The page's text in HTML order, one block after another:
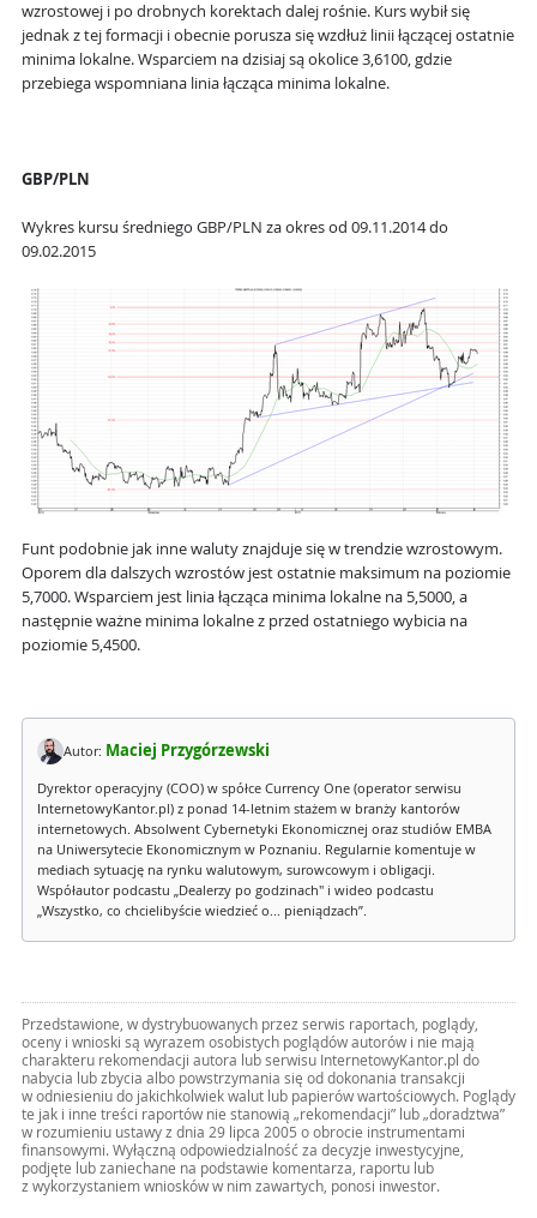
wzrostowej i po drobnych korektach dalej rośnie. Kurs wybił się
jednak z tej formacji i obecnie porusza się wzdłuż linii łączącej ostatnie
minima lokalne. Wsparciem na dzisiaj są okolice 3,6100, gdzie
przebiega wspomniana linia łącząca minima lokalne.
GBP/PLN
Wykres kursu średniego GBP/PLN za okres od 09.11.2014 do
09.02.2015
Funt podobnie jak inne waluty znajduje się w trendzie wzrostowym.
Oporem dla dalszych wzrostów jest ostatnie maksimum na poziomie
5,7000. Wsparciem jest linia łącząca minima lokalne na 5,5000, a
następnie ważne minima lokalne z przed ostatniego wybicia na
poziomie 5,4500.
Autor: Maciej Przygórzewski
Dyrektor operacyjny (COO) w spółce Currency One (operator serwisu
InternetowyKantor.pl) z ponad 14-letnim stażem w branży kantorów
internetowych. Absolwent Cybernetyki Ekonomicznej oraz studiów EMBA
na Uniwersytecie Ekonomicznym w Poznaniu. Regularnie komentuje w
mediach sytuację na rynku walutowym, surowcowym i obligacji.
Współautor podcastu „Dealerzy po godzinach" i wideo podcastu
„Wszystko, co chcielibyście wiedzieć o... pieniądzach”.
Przedstawione, w dystrybuowanych przez serwis raportach, poglądy,
oceny i wnioski są wyrazem osobistych poglądów autorów i nie mają
charakteru rekomendacji autora lub serwisu InternetowyKantor.pl do
nabycia lub zbycia albo powstrzymania się od dokonania transakcji
w odniesieniu do jakichkolwiek walut lub papierów wartościowych. Poglądy
te jak i inne treści raportów nie stanowią „rekomendacji” lub „doradztwa”
w rozumieniu ustawy z dnia 29 lipca 2005 o obrocie instrumentami
finansowymi. Wyłączną odpowiedzialność za decyzje inwestycyjne,
podjęte lub zaniechane na podstawie komentarza, raportu lub
z wykorzystaniem wniosków w nim zawartych, ponosi inwestor.